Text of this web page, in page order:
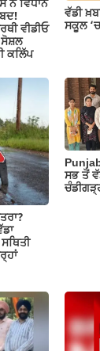
ਨੇ ਵਿਧਾਨ
ਵੀਡੀਓ
ਕਲਿੱਪ
ਵੱਡੀ
ਸਕੂਲ
ਸਭ ਤੋਂ